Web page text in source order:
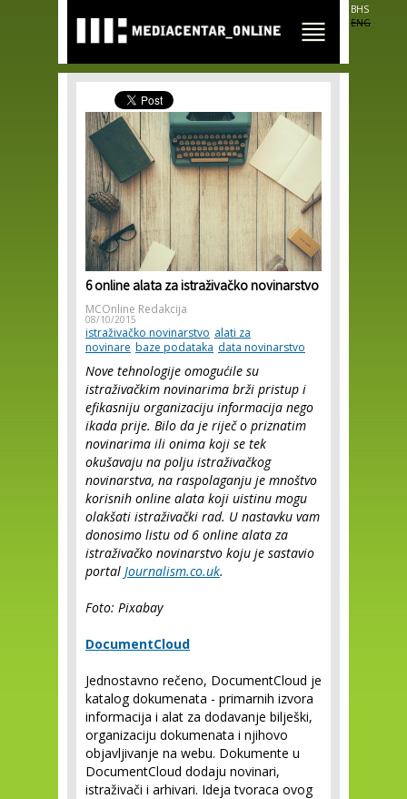
main
content
BHS
ENG
6 online alata za istraživačko novinarstvo
MCOnline Redakcija
08/10/2015
istraživačko novinarstvo alati za
novinare baze podataka data novinarstvo
Nove tehnologije omogućile su
istraživačkim novinarima brži pristup i
efikasniju organizaciju informacija nego
ikada prije. Bilo da je riječ o priznatim
novinarima ili onima koji se tek
okušavaju na polju istraživačkog
novinarstva, na raspolaganju je mnoštvo
korisnih online alata koji uistinu mogu
olakšati istraživački rad. U nastavku vam
donosimo listu od 6 online alata za
istraživačko novinarstvo koju je sastavio
portal Journalism.co.uk.
Foto: Pixabay
DocumentCloud
Jednostavno rečeno, DocumentCloud je
katalog dokumenata - primarnih izvora
informacija i alat za dodavanje bilješki,
organizaciju dokumenata i njihovo
objavljivanje na webu. Dokumente u
DocumentCloud dodaju novinari,
istraživači i arhivari. Ideja tvoraca ovog